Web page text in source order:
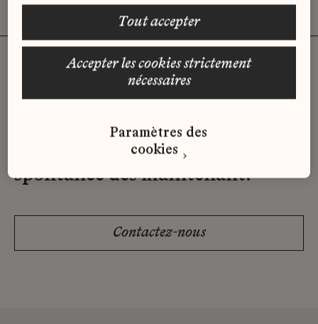
Vous n'avez pas trouvé d'offre
qui correspond à votre profil ?
Envoyez-nous votre candidature
spontanée dès maintenant.
Contactez-nous
accepter les cookies strictement
nécessaires
tout accepter
Paramètres des
cookies